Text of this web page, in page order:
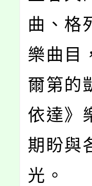
曲、格
樂曲目
爾第的
依達》
期盼與
光。